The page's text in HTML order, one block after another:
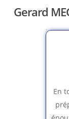
Gerard
En